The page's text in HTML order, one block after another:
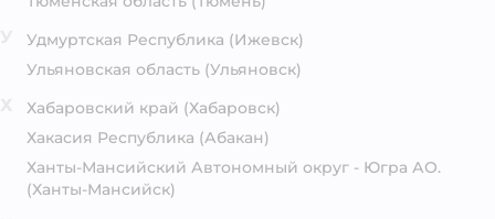
Удмуртская Республика (Ижевск)
Ульяновская область (Ульяновск)
Хабаровский край (Хабаровск)
Хакасия Республика (Абакан)
Ханты-Мансийский Автономный округ - Югра АО.
(Ханты-Мансийск)